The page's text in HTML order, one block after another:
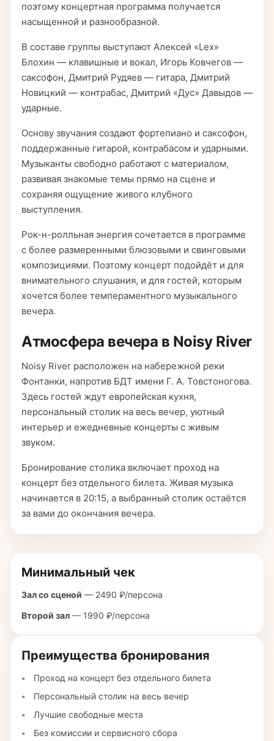
поэтому концертная программа получается
насыщенной и разнообразной.
В составе группы выступают Алексей «Lex»
Блохин — клавишные и вокал, Игорь Ковчегов —
саксофон, Дмитрий Рудяев — гитара, Дмитрий
Новицкий — контрабас, Дмитрий «Дус» Давыдов —
ударные.
Основу звучания создают фортепиано и саксофон,
поддержанные гитарой, контрабасом и ударными.
Музыканты свободно работают с материалом,
развивая знакомые темы прямо на сцене и
сохраняя ощущение живого клубного
выступления.
Рок-н-ролльная энергия сочетается в программе
с более размеренными блюзовыми и свинговыми
композициями. Поэтому концерт подойдёт и для
внимательного слушания, и для гостей, которым
хочется более темпераментного музыкального
вечера.
Атмосфера вечера в Noisy River
Noisy River расположен на набережной реки
Фонтанки, напротив БДТ имени Г. А. Товстоногова.
Здесь гостей ждут европейская кухня,
персональный столик на весь вечер, уютный
интерьер и ежедневные концерты с живым
звуком.
Бронирование столика включает проход на
концерт без отдельного билета. Живая музыка
начинается в 20:15, а выбранный столик остаётся
за вами до окончания вечера.
Минимальный чек
Зал со сценой — 2490 ₽/персона
Второй зал — 1990 ₽/персона
Преимущества бронирования
Проход на концерт без отдельного билета
Персональный столик на весь вечер
Лучшие свободные места
Без комиссии и сервисного сбора